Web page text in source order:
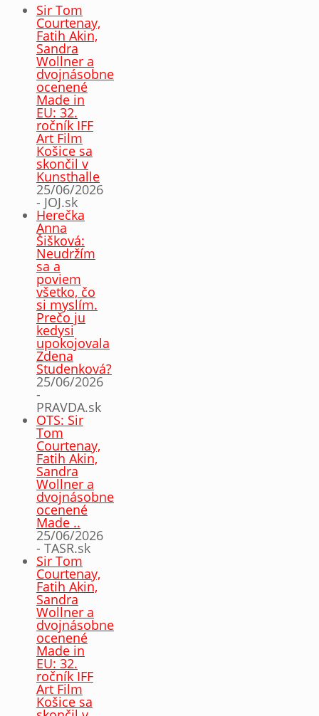
Sir Tom
Courtenay,
Fatih Akin,
Sandra
Wollner a
dvojnásobne
ocenené
Made in
EU: 32.
ročník IFF
Art Film
Košice sa
skončil v
Kunsthalle
25/06/2026
- JOJ.sk
Herečka
Anna
Šišková:
Neudržím
sa a
poviem
všetko, čo
si myslím.
Prečo ju
kedysi
upokojovala
Zdena
Studenková?
25/06/2026
-
PRAVDA.sk
OTS: Sir
Tom
Courtenay,
Fatih Akin,
Sandra
Wollner a
dvojnásobne
ocenené
Made ..
25/06/2026
- TASR.sk
Sir Tom
Courtenay,
Fatih Akin,
Sandra
Wollner a
dvojnásobne
ocenené
Made in
EU: 32.
ročník IFF
Art Film
Košice sa